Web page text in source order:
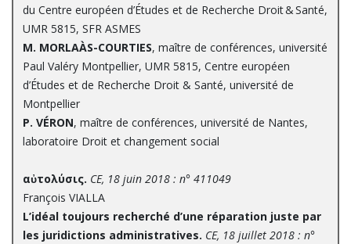
du Centre européen d’Études et de Recherche Droit & Santé,
UMR 5815, SFR ASMES
M. MORLAÀS-COURTIES, maître de conférences, université
Paul Valéry Montpellier, UMR 5815, Centre européen
d’Études et de Recherche Droit & Santé, université de
Montpellier
P. VÉRON, maître de conférences, université de Nantes,
laboratoire Droit et changement social
αὐτολύσις. CE, 18 juin 2018 : n° 411049
François VIALLA
L’idéal toujours recherché d’une réparation juste par
les juridictions administratives. CE, 18 juillet 2018 : n°